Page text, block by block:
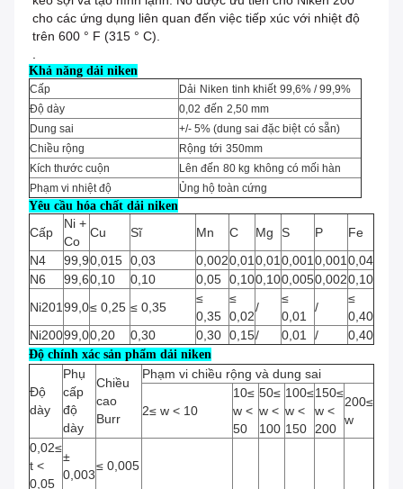
cho các ứng dụng liên quan đến việc tiếp xúc với nhiệt độ
trên 600 ° F (315 ° C).
.
Khả năng dải niken
Cấp Dải Niken tinh khiết 99,6% / 99,9%
Độ dày
0,02 đến 2,50 mm
Dung sai
+/- 5% (dung sai đặc biệt có sẵn)
Chiều rộng
Rộng tới 350mm
Kích thước cuộn
Lên đến 80 kg không có mối hàn
Phạm vi nhiệt độ
Ủng hộ toàn cứng
Yêu cầu hóa chất dải niken
Cấp
Ni +
Co
Cu Sĩ Mn C Mg S P
Fe
N4
99,90,015 0,03 0,0020,010,010,0010,0010,04
N6
99,60,10 0,10 0,05 0,100,100,0050,0020,10
Ni20199,0≤ 0,25 ≤ 0,35
≤
0,35
≤
0,02
/
≤
0,01
/
≤
0,40
Ni20099,00,20 0,30 0,30 0,15/ 0,01 / 0,40
Độ chính xác sản phẩm dải niken
Độ
dày
Phụ
cấp
độ
dày
Chiều
cao
Burr
Phạm vi chiều rộng và dung sai
2≤ w < 10
10≤
w <
50
50≤
w <
100
100≤
w <
150
150≤
w <
200
200≤
w
0,02≤
t <
0,05
±
0,003
≤ 0,005